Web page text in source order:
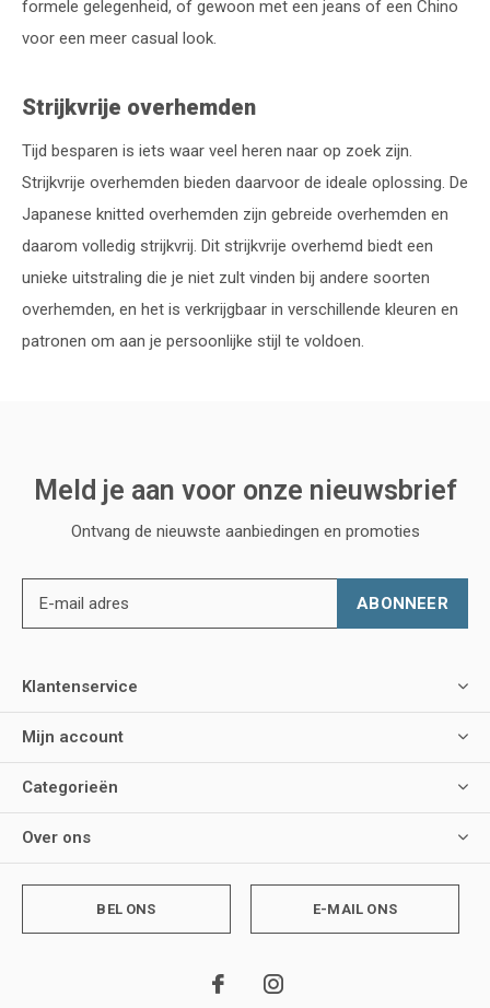
formele gelegenheid, of gewoon met een jeans of een Chino
voor een meer casual look.
Strijkvrije overhemden
Tijd besparen is iets waar veel heren naar op zoek zijn.
Strijkvrije overhemden bieden daarvoor de ideale oplossing. De
Japanese knitted overhemden zijn gebreide overhemden en
daarom volledig strijkvrij. Dit strijkvrije overhemd biedt een
unieke uitstraling die je niet zult vinden bij andere soorten
overhemden, en het is verkrijgbaar in verschillende kleuren en
patronen om aan je persoonlijke stijl te voldoen.
Meld je aan voor onze nieuwsbrief
Ontvang de nieuwste aanbiedingen en promoties
ABONNEER
Klantenservice
Mijn account
Categorieën
Over ons
BEL ONS E-MAIL ONS